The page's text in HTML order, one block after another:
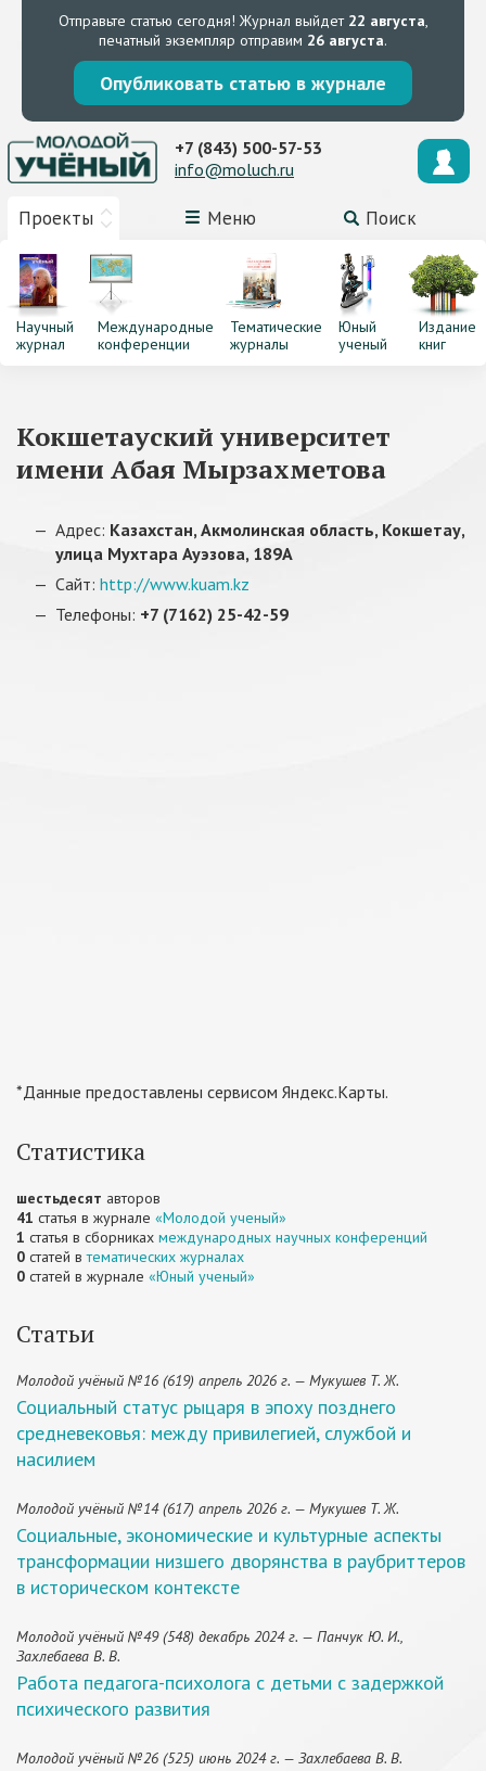
Отправьте статью сегодня! Журнал выйдет 22 августа,
печатный экземпляр отправим 26 августа.
Опубликовать статью в журнале
Проекты Меню Поиск
+7 (843) 500-57-53
info@moluch.ru
Научный
журнал
Международные
конференции
Тематические
журналы
Юный
ученый
Издание
книг
Кокшетауский университет
имени Абая Мырзахметова
Адрес: Казахстан, Акмолинская область, Кокшетау,
улица Мухтара Ауэзова, 189А
Сайт: http://www.kuam.kz
Телефоны: +7 (7162) 25-42-59
*Данные предоставлены сервисом Яндекс.Карты.
Статистика
шестьдесят авторов
41 статья в журнале «Молодой ученый»
1 статья в сборниках международных научных конференций
0 статей втематических журналах
0 статей в журнале «Юный ученый»
Статьи
Молодой учёный №16 (619) апрель 2026 г. — Мукушев Т. Ж.
Социальный статус рыцаря в эпоху позднего
средневековья: между привилегией, службой и
насилием
Молодой учёный №14 (617) апрель 2026 г. — Мукушев Т. Ж.
Социальные, экономические и культурные аспекты
трансформации низшего дворянства в раубриттеров
в историческом контексте
Молодой учёный №49 (548) декабрь 2024 г. — Панчук Ю. И.,
Захлебаева В. В.
Работа педагога-психолога с детьми с задержкой
психического развития
Молодой учёный №26 (525) июнь 2024 г. — Захлебаева В. В.